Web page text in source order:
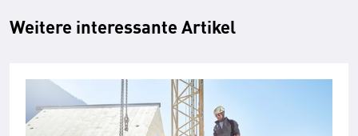
Weitere interessante Artikel